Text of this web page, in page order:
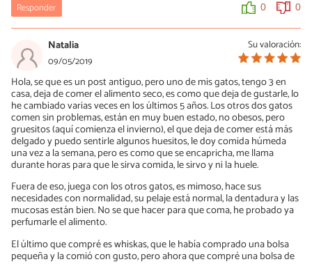
Responder 0 0
Su valoración:
Natalia
09/05/2019
Hola, se que es un post antiguo, pero uno de mis gatos, tengo 3 en
casa, deja de comer el alimento seco, es como que deja de gustarle, lo
he cambiado varias veces en los últimos 5 años. Los otros dos gatos
comen sin problemas, están en muy buen estado, no obesos, pero
gruesitos (aquí comienza el invierno), el que deja de comer está más
delgado y puedo sentirle algunos huesitos, le doy comida húmeda
una vez a la semana, pero es como que se encapricha, me llama
durante horas para que le sirva comida, le sirvo y ni la huele.
Fuera de eso, juega con los otros gatos, es mimoso, hace sus
necesidades con normalidad, su pelaje está normal, la dentadura y las
mucosas están bien. No se que hacer para que coma, he probado ya
perfumarle el alimento.
El último que compré es whiskas, que le había comprado una bolsa
pequeña y la comió con gusto, pero ahora que compré una bolsa de